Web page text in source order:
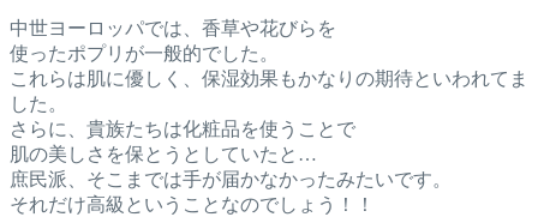
中世ヨーロッパでは、香草や花びらを
使ったポプリが一般的でした。
これらは肌に優しく、保湿効果もかなりの期待といわれてま
した。
さらに、貴族たちは化粧品を使うことで
肌の美しさを保とうとしていたと…
庶民派、そこまでは手が届かなかったみたいです。
それだけ高級ということなのでしょう！！